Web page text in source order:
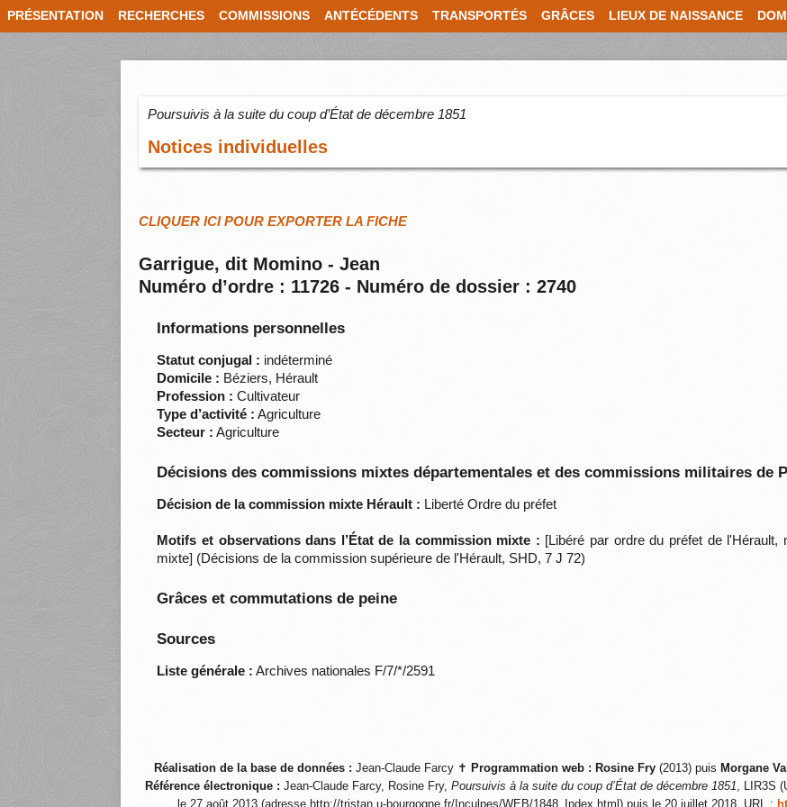
PRÉSENTATION RECHERCHES COMMISSIONS ANTÉCÉDENTS TRANSPORTÉS GRÂCES LIEUX DE NAISSANCE
Poursuivis à la suite du coup d’État de décembre 1851
Notices individuelles
CLIQUER ICI POUR EXPORTER LA FICHE
Garrigue, dit Momino - Jean
Numéro d’ordre : 11726 - Numéro de dossier : 2740
Informations personnelles
Statut conjugal : indéterminé
Domicile : Béziers, Hérault
Profession : Cultivateur
Type d’activité : Agriculture
Secteur : Agriculture
Décisions des commissions mixtes départementales et des commissions militaires de
Décision de la commission mixte Hérault : Liberté Ordre du préfet
Motifs et observations dans l’État de la commission mixte : [Libéré par ordre du préfet de
mixte] (Décisions de la commission supérieure de l'Hérault, SHD, 7 J 72)
Grâces et commutations de peine
Sources
Liste générale : Archives nationales F/7/*/2591
Réalisation de la base de données : Jean-Claude Farcy ✝ Programmation web : Rosine Fry (2013) puis Morgane
Référence électronique : Jean-Claude Farcy, Rosine Fry, Poursuivis à la suite du coup d’État de décembre 1851 , LIR3S
le 27 août 2013 (adresse http://tristan.u-bourgogne.fr/Inculpes/WEB/1848_Index.html) puis le 20 juillet 2018, URL :